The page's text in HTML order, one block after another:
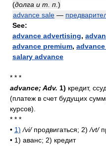
(долга и т. п. )
advance sale —
See:
advance advertising,
advance premium,
salary advance
* * *
advance; Adv. 1) кредит,
(платеж в счет будущих
курсов).
* * *
• 1) /vi/продвигаться; 2)/vt/
• 1) аванс; 2) кредит